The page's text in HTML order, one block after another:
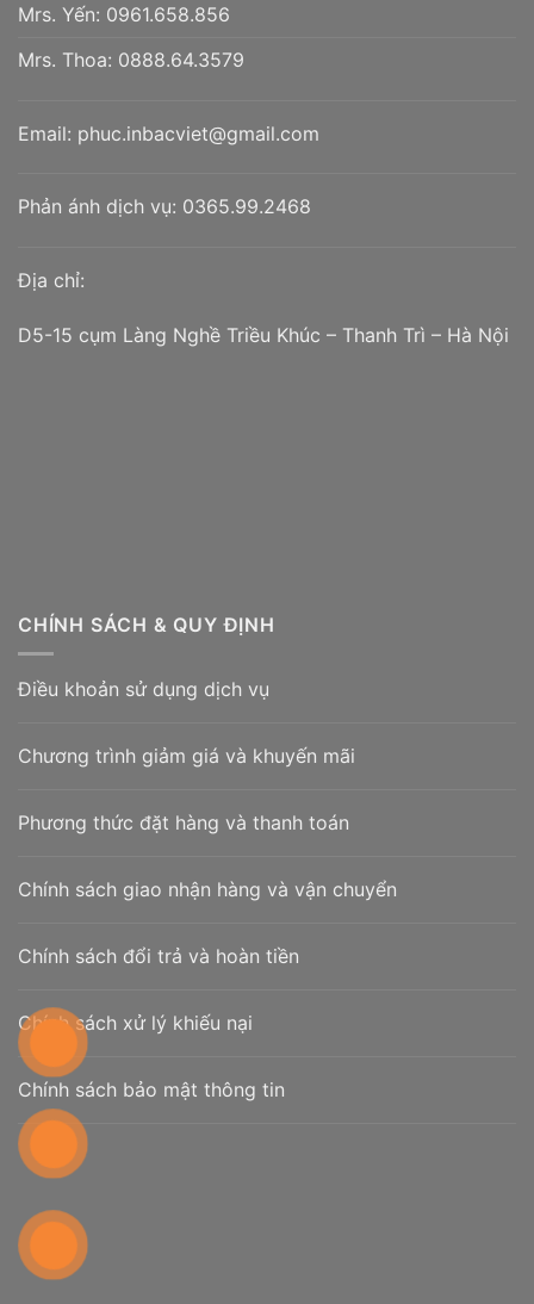
Mrs. Yến: 0961.658.856
Mrs. Thoa: 0888.64.3579
Email: phuc.inbacviet@gmail.com
Phản ánh dịch vụ: 0365.99.2468
Địa chỉ:
D5-15 cụm Làng Nghề Triều Khúc – Thanh Trì – Hà Nội
CHÍNH SÁCH & QUY ĐỊNH
Điều khoản sử dụng dịch vụ
Chương trình giảm giá và khuyến mãi
Phương thức đặt hàng và thanh toán
Chính sách giao nhận hàng và vận chuyển
Chính sách đổi trả và hoàn tiền
Chính sách xử lý khiếu nại
Chính sách bảo mật thông tin